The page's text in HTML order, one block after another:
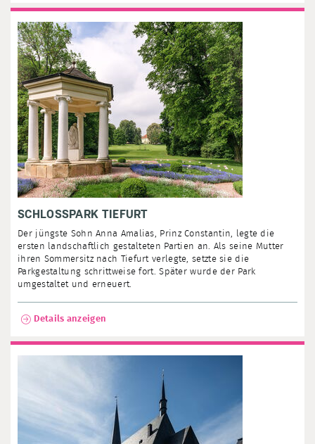
SCHLOSSPARK TIEFURT
Der jüngste Sohn Anna Amalias, Prinz Constantin, legte die
ersten landschaftlich gestalteten Partien an. Als seine Mutter
ihren Sommersitz nach Tiefurt verlegte, setzte sie die
Parkgestaltung schrittweise fort. Später wurde der Park
umgestaltet und erneuert.
Details anzeigen